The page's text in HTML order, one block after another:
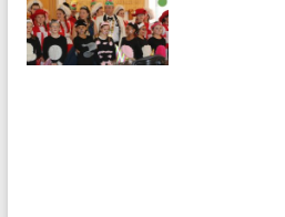
1954
e.V.